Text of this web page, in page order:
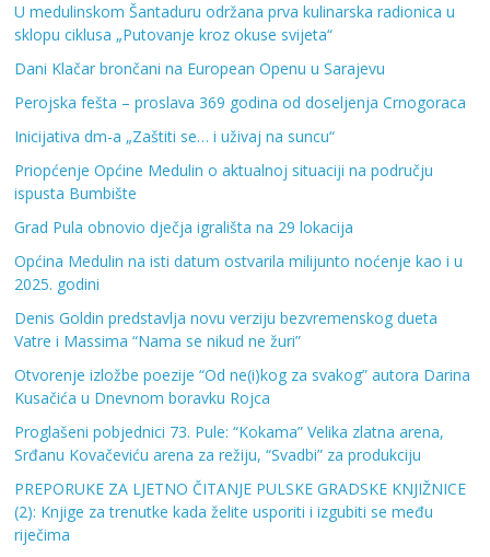
U medulinskom Šantaduru održana prva kulinarska radionica u
sklopu ciklusa „Putovanje kroz okuse svijeta“
Dani Klačar brončani na European Openu u Sarajevu
Perojska fešta – proslava 369 godina od doseljenja Crnogoraca
Inicijativa dm-a „Zaštiti se… i uživaj na suncu“
Priopćenje Općine Medulin o aktualnoj situaciji na području
ispusta Bumbište
Grad Pula obnovio dječja igrališta na 29 lokacija
Općina Medulin na isti datum ostvarila milijunto noćenje kao i u
2025. godini
Denis Goldin predstavlja novu verziju bezvremenskog dueta
Vatre i Massima “Nama se nikud ne žuri”
Otvorenje izložbe poezije “Od ne(i)kog za svakog” autora Darina
Kusačića u Dnevnom boravku Rojca
Proglašeni pobjednici 73. Pule: “Kokama” Velika zlatna arena,
Srđanu Kovačeviću arena za režiju, “Svadbi” za produkciju
PREPORUKE ZA LJETNO ČITANJE PULSKE GRADSKE KNJIŽNICE
(2): Knjige za trenutke kada želite usporiti i izgubiti se među
riječima